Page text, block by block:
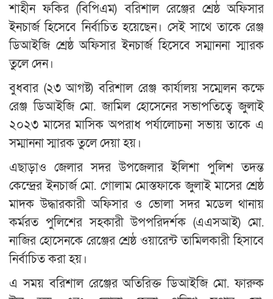
শাহীন ফকির (বিপিএম) বরিশাল রেঞ্জের শ্রেষ্ঠ অফিসার
ইনচার্জ হিসেবে নির্বাচিত হয়েছেন। সেই সাথে তাকে রেঞ্জ
ডিআইজি শ্রেষ্ঠ অফিসার ইনচার্জ হিসেবে সম্মাননা স্মারক
তুলে দেন।
বুধবার (২৩ আগষ্ট) বরিশাল রেঞ্জ কার্যালয় সম্মেলন কক্ষে
রেঞ্জ ডিআইজি মো. জামিল হোসেনের সভাপতিত্বে জুলাই
২০২৩ মাসের মাসিক অপরাধ পর্যালোচনা সভায় তাকে এ
সম্মাননা স্মারক তুলে দেয়া হয়।
এছাড়াও জেলার সদর উপজেলার ইলিশা পুলিশ তদন্ত
কেন্দ্রের ইনচার্জ মো. গোলাম মোস্তফাকে জুলাই মাসের শ্রেষ্ঠ
মাদক উদ্ধারকারী অফিসার ও ভোলা সদর মডেল থানায়
কর্মরত পুলিশের সহকারী উপপরিদর্শক (এএসআই) মো.
নাজির হোসেনকে রেঞ্জের শ্রেষ্ঠ ওয়ারেন্ট তামিলকারী হিসাবে
নির্বাচিত করা হয়।
এ সময় বরিশাল রেঞ্জের অতিরিক্ত ডিআইজি মো. ফারুক